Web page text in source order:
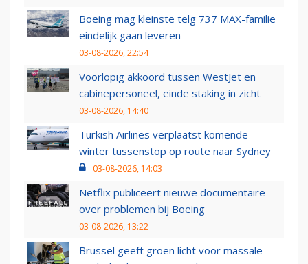
Boeing mag kleinste telg 737 MAX-familie
eindelijk gaan leveren
03-08-2026, 22:54
Voorlopig akkoord tussen WestJet en
cabinepersoneel, einde staking in zicht
03-08-2026, 14:40
Turkish Airlines verplaatst komende
winter tussenstop op route naar Sydney
03-08-2026, 14:03
Netflix publiceert nieuwe documentaire
over problemen bij Boeing
03-08-2026, 13:22
Brussel geeft groen licht voor massale